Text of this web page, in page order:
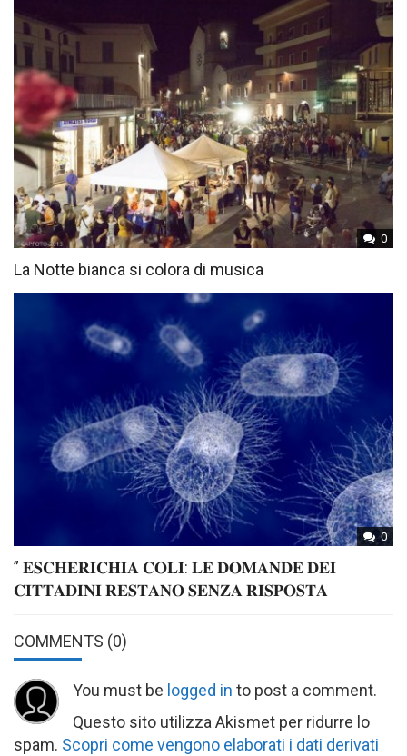
0
La Notte bianca si colora di musica
0
” 𝐄𝐒𝐂𝐇𝐄𝐑𝐈𝐂𝐇𝐈𝐀 𝐂𝐎𝐋𝐈: 𝐋𝐄 𝐃𝐎𝐌𝐀𝐍𝐃𝐄 𝐃𝐄𝐈
𝐂𝐈𝐓𝐓𝐀𝐃𝐈𝐍𝐈 𝐑𝐄𝐒𝐓𝐀𝐍𝐎 𝐒𝐄𝐍𝐙𝐀 𝐑𝐈𝐒𝐏𝐎𝐒𝐓𝐀
COMMENTS (0)
You must be logged in to post a comment.
Questo sito utilizza Akismet per ridurre lo
spam. Scopri come vengono elaborati i dati derivati